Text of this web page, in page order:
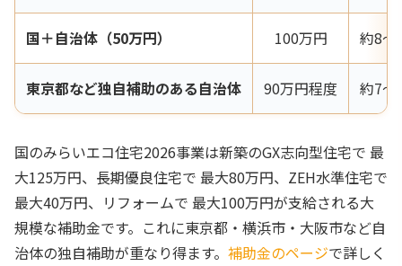
国＋自治体（50万円） 100万円 約8〜
東京都など独自補助のある自治体 90万円程度 約7〜
国のみらいエコ住宅2026事業は新築のGX志向型住宅で 最
大125万円、長期優良住宅で 最大80万円、ZEH水準住宅で
最大40万円、リフォームで 最大100万円が支給される大
規模な補助金です。これに東京都・横浜市・大阪市など自
治体の独自補助が重なり得ます。 補助金のページで詳しく